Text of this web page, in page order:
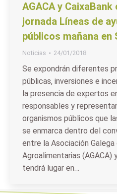
AGACA y
jornada Líneas de
públicos mañana
Noticias 24/01/2018
Se expondrán diferentes
públicas, inversiones e
la presencia de expertos
responsables y
organismos públicos que
se enmarca dentro del
entre la Asociación
Agroalimentarias (AGACA)
tendrá lugar en…